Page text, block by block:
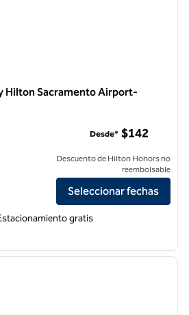
Hilton Sacramento Airport-
Suites by Hilton Sacramento
Desde* $142
Descuento de Hilton Honors no
reembolsable
Seleccionar fechas
gratis